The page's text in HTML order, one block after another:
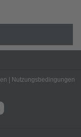
| Nutzungsbedingungen